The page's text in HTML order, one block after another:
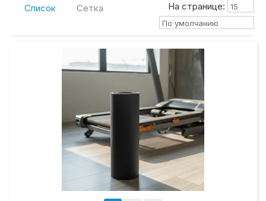
Список Сетка На странице:
15
По умолчанию